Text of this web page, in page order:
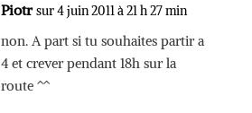
Piotr sur 4 juin 2011 à 21 h 27 min
non. A part si tu souhaites partir a
4 et crever pendant 18h sur la
route ^^